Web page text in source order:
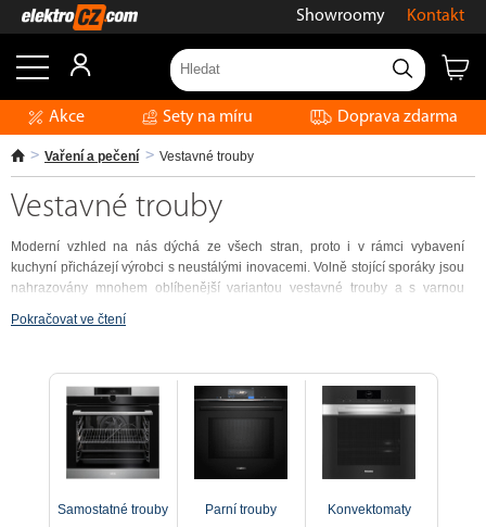
Showroomy Kontakt
Akce Sety na míru Doprava zdarma
Vaření a pečení Vestavné trouby
Vestavné trouby
Moderní vzhled na nás dýchá ze všech stran, proto i v rámci vybavení
kuchyní přicházejí výrobci s neustálými inovacemi. Volně stojící sporáky jsou
nahrazovány mnohem oblíbenější variantou vestavné trouby a s varnou
naší nabídce můžete vybírat vestavné trouby podle programové výbavy nebo
vestavných trub.Jak vybrat vhodnou troubu?
Pokračovat ve čtení
Samostatné trouby Parní trouby Konvektomaty